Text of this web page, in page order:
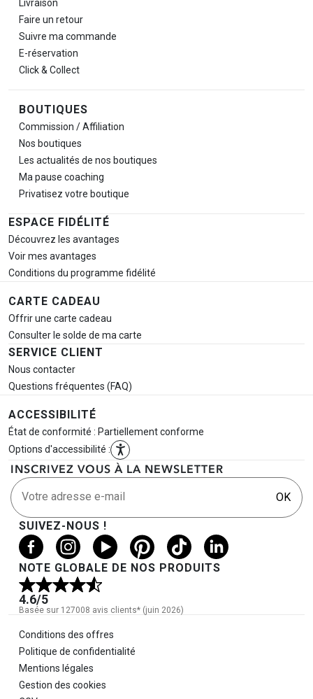
Livraison
Faire un retour
Suivre ma commande
E-réservation
Click & Collect
BOUTIQUES
Commission / Affiliation
Nos boutiques
Les actualités de nos boutiques
Ma pause coaching
Privatisez votre boutique
ESPACE FIDÉLITÉ
Découvrez les avantages
Voir mes avantages
Conditions du programme fidélité
CARTE CADEAU
Offrir une carte cadeau
Consulter le solde de ma carte
SERVICE CLIENT
Nous contacter
Questions fréquentes (FAQ)
ACCESSIBILITÉ
État de conformité : Partiellement conforme
Options d'accessibilité :
INSCRIVEZ VOUS À LA NEWSLETTER
Votre adresse e-mail OK
SUIVEZ-NOUS !
NOTE GLOBALE DE NOS PRODUITS
4.6/5
Basée sur 127008 avis clients* (juin 2026)
Informations légales
Conditions des offres
Politique de confidentialité
Mentions légales
Gestion des cookies